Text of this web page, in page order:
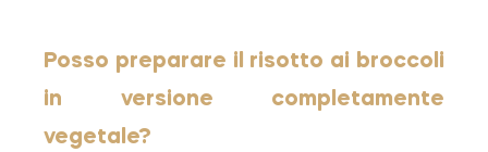
Posso preparare il risotto ai broccoli
in versione completamente
vegetale?